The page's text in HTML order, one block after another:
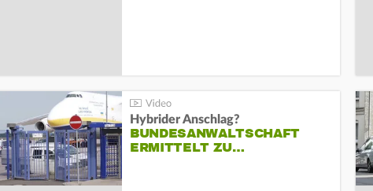
Hybrider Anschlag?
BUNDESANWALTSCHAFT
ERMITTELT ZU…